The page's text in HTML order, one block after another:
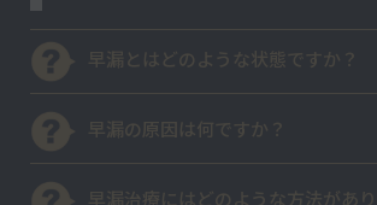
早漏とはどのような状態ですか？
早漏の原因は何ですか？